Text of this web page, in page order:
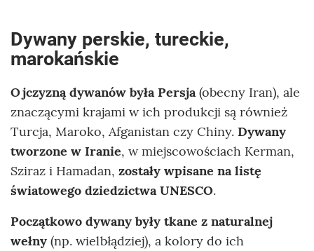
Dywany perskie, tureckie,
marokańskie
Ojczyzną dywanów była Persja (obecny Iran), ale
znaczącymi krajami w ich produkcji są również
Turcja, Maroko, Afganistan czy Chiny. Dywany
tworzone w Iranie, w miejscowościach Kerman,
Sziraz i Hamadan, zostały wpisane na listę
światowego dziedzictwa UNESCO.
Początkowo dywany były tkane z naturalnej
wełny (np. wielbłądziej), a kolory do ich